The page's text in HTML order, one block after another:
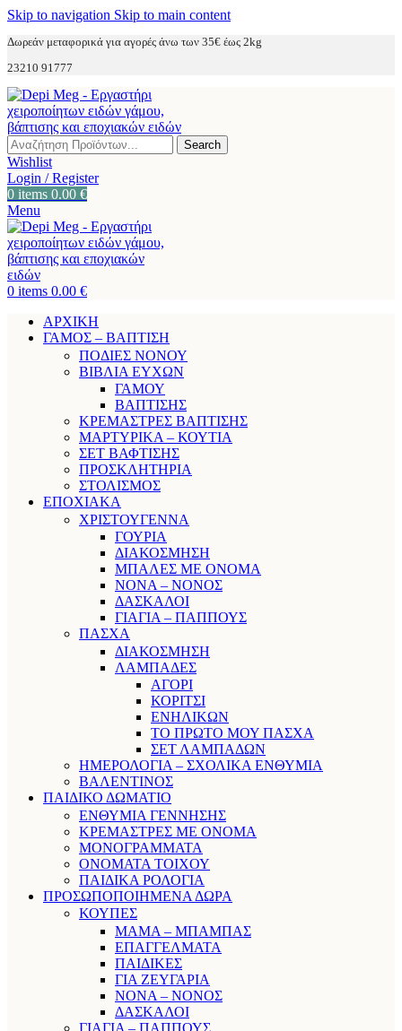
Skip to navigation Skip to main content
Δωρεάν μεταφορικά για αγορές άνω των 35€ έως 2kg
23210 91777
Search
Wishlist
Login / Register
0 items 0.00 €
Menu
0 items 0.00 €
ΑΡΧΙΚΗ
ΓΑΜΟΣ – ΒΑΠΤΙΣΗ
ΠΟΔΙΕΣ ΝΟΝΟΥ
ΒΙΒΛΙΑ ΕΥΧΩΝ
ΓΑΜΟΥ
ΒΑΠΤΙΣΗΣ
ΚΡΕΜΑΣΤΡΕΣ ΒΑΠΤΙΣΗΣ
ΜΑΡΤΥΡΙΚΑ – ΚΟΥΤΙΑ
ΣΕΤ ΒΑΦΤΙΣΗΣ
ΠΡΟΣΚΛΗΤΗΡΙΑ
ΣΤΟΛΙΣΜΟΣ
ΕΠΟΧΙΑΚΑ
ΧΡΙΣΤΟΥΓΕΝΝΑ
ΓΟΥΡΙΑ
ΔΙΑΚΟΣΜΗΣΗ
ΜΠΑΛΕΣ ΜΕ ΟΝΟΜΑ
ΝΟΝΑ – ΝΟΝΟΣ
ΔΑΣΚΑΛΟΙ
ΓΙΑΓΙΑ – ΠΑΠΠΟΥΣ
ΠΑΣΧΑ
ΔΙΑΚΟΣΜΗΣΗ
ΛΑΜΠΑΔΕΣ
ΑΓΟΡΙ
ΚΟΡΙΤΣΙ
ΕΝΗΛΙΚΩΝ
ΤΟ ΠΡΩΤΟ ΜΟΥ ΠΑΣΧΑ
ΣΕΤ ΛΑΜΠΑΔΩΝ
ΗΜΕΡΟΛΟΓΙΑ – ΣΧΟΛΙΚΑ ΕΝΘΥΜΙΑ
ΒΑΛΕΝΤΙΝΟΣ
ΠΑΙΔΙΚΟ ΔΩΜΑΤΙΟ
ΕΝΘΥΜΙΑ ΓΕΝΝΗΣΗΣ
ΚΡΕΜΑΣΤΡΕΣ ΜΕ ΟΝΟΜΑ
ΜΟΝΟΓΡΑΜΜΑΤΑ
ΟΝΟΜΑΤΑ ΤΟΙΧΟΥ
ΠΑΙΔΙΚΑ ΡΟΛΟΓΙΑ
ΠΡΟΣΩΠΟΠΟΙΗΜΕΝΑ ΔΩΡΑ
ΚΟΥΠΕΣ
ΜΑΜΑ – ΜΠΑΜΠΑΣ
ΕΠΑΓΓΕΛΜΑΤΑ
ΠΑΙΔΙΚΕΣ
ΓΙΑ ΖΕΥΓΑΡΙΑ
ΝΟΝΑ – ΝΟΝΟΣ
ΔΑΣΚΑΛΟΙ
ΓΙΑΓΙΑ – ΠΑΠΠΟΥΣ